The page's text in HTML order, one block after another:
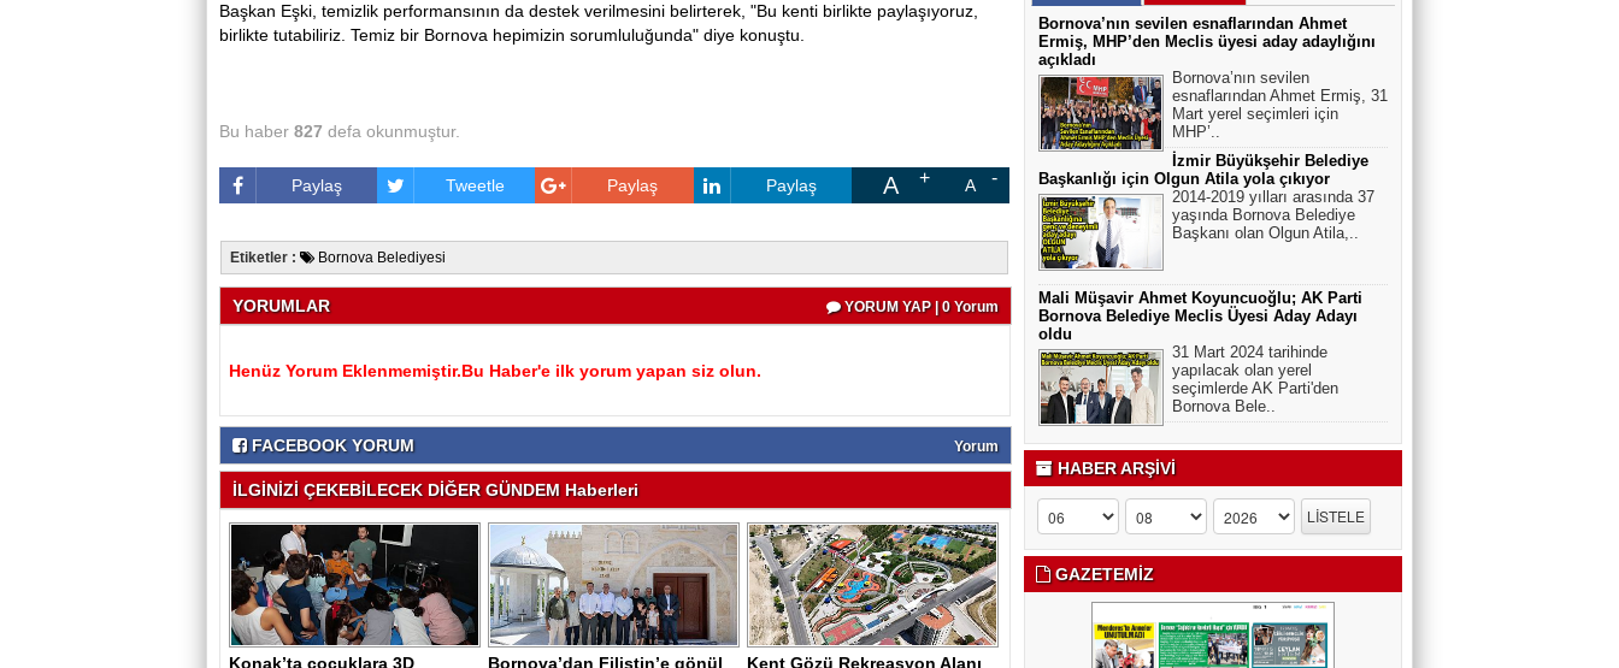
Başkan Eşki, temizlik performansının da destek verilmesini belirterek, "Bu kenti birlikte paylaşıyoruz,
birlikte tutabiliriz. Temiz bir Bornova hepimizin sorumluluğunda" diye konuştu.
Bu haber 827 defa okunmuştur.
Paylaş Tweetle Paylaş Paylaş A A
Etiketler : Bornova Belediyesi
YORUMLAR YORUM YAP | 0 Yorum
Henüz Yorum Eklenmemiştir.Bu Haber'e ilk yorum yapan siz olun.
FACEBOOK YORUM Yorum
İLGİNİZİ ÇEKEBİLECEK DİĞER GÜNDEM Haberleri
Konak’ta çocuklara 3D
Bornova’dan Filistin’e gönül
Kent Gözü Rekreasyon Alanı
Bornova’nın sevilen esnaflarından Ahmet
Ermiş, MHP’den Meclis üyesi aday adaylığını
açıkladı
Bornova’nın sevilen
esnaflarından Ahmet Ermiş, 31
Mart yerel seçimleri için
MHP’..
İzmir Büyükşehir Belediye
Başkanlığı için Olgun Atila yola çıkıyor
2014-2019 yılları arasında 37
yaşında Bornova Belediye
Başkanı olan Olgun Atila,..
Mali Müşavir Ahmet Koyuncuoğlu; AK Parti
Bornova Belediye Meclis Üyesi Aday Adayı
oldu
31 Mart 2024 tarihinde
yapılacak olan yerel
seçimlerde AK Parti'den
Bornova Bele..
HABER ARŞİVİ
GAZETEMİZ